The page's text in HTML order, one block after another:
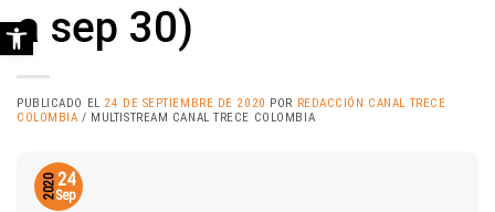
a sep 30)
PUBLICADO EL 24 DE SEPTIEMBRE DE 2020 POR REDACCIÓN CANAL TRECE
COLOMBIA / MULTISTREAM CANAL TRECE COLOMBIA
24
Sep
2020
Abrir barra de herramientas